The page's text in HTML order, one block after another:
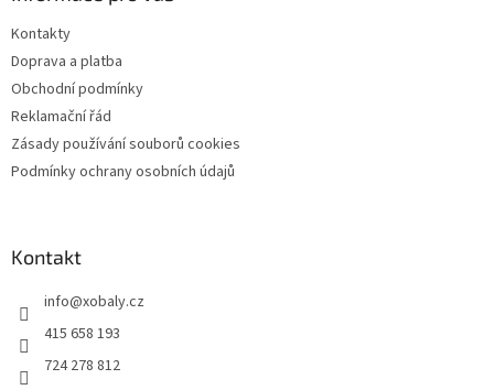
Kontakty
Doprava a platba
Obchodní podmínky
Reklamační řád
Zásady používání souborů cookies
Podmínky ochrany osobních údajů
Kontakt
info@xobaly.cz
415 658 193
724 278 812